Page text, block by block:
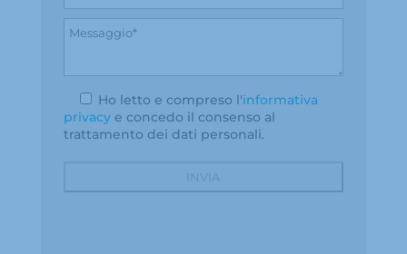
Ho letto e compreso l'informativa
privacye concedo il consenso al
trattamento dei dati personali.